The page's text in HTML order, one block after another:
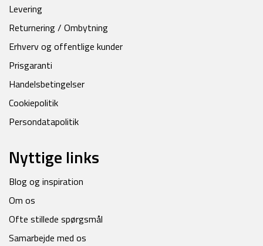
Levering
Returnering / Ombytning
Erhverv og offentlige kunder
Prisgaranti
Handelsbetingelser
Cookiepolitik
Persondatapolitik
Nyttige links
Blog og inspiration
Om os
Ofte stillede spørgsmål
Samarbejde med os